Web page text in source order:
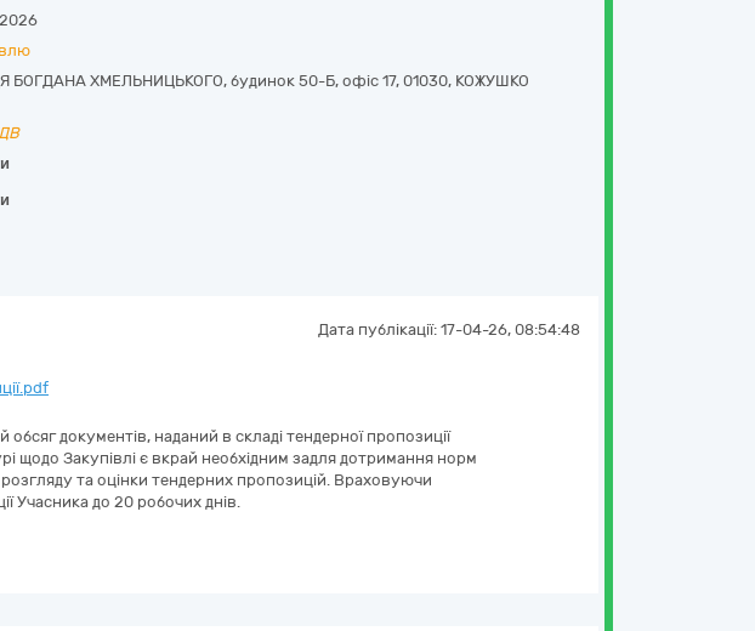
БОГДАНА ХМЕЛЬНИЦЬКОГО, будинок 50-Б, офіс 17, 01030, КОЖУШКО
Дата публікації: 17-04-26, 08:54:48
документів, наданий в складі тендерної пропозиції
щодо Закупівлі є вкрай необхідним задля дотримання норм
та оцінки тендерних пропозицій. Враховуючи
Учасника до 20 робочих днів.